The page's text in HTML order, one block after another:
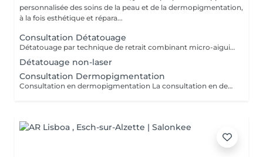
personnalisée des soins de la peau et de la dermopigmentation,
à la fois esthétique et répara...
Consultation Détatouage
Détatouage par technique de retrait combinant micro-aiguilletage et solution spécifique, adaptée aux pigments difficiles à traiter au laser . La consultation est requise.
Détatouage non-laser
Consultation Dermopigmentation
Consultation en dermopigmentation La consultation en dermopigmentation est une étape essentielle avant toute prestation de traitement correctif ou reconstructeur. Elle permet de comprendre vos besoins, d'analyser la peau et de définir un protocole entièrement personnalisé en fonction de la zone à traiter, de votre carnation, de votre morphologie et du résultat souhaité. Ce rendez-vous comprend un échange approfondi sur vos attentes, une analyse précise de la zone concernée ainsi que des conseils professionnels sur la technique et l'approche les plus adaptées à votre situation. C'est également un moment privilégié pour répondre à toutes vos questions et s'assurer de l'absence de contre-indications. Le montant de la consultation est déduit du tarif de la prestation si celle-ci est réalisée dans les 2 mois suivant la consultation. Cette étape est indispensable afin de garantir un traitement sécurisé, cohérent et parfaitement adapté à votre peau et à votre objectif esthétique ou réparateur.